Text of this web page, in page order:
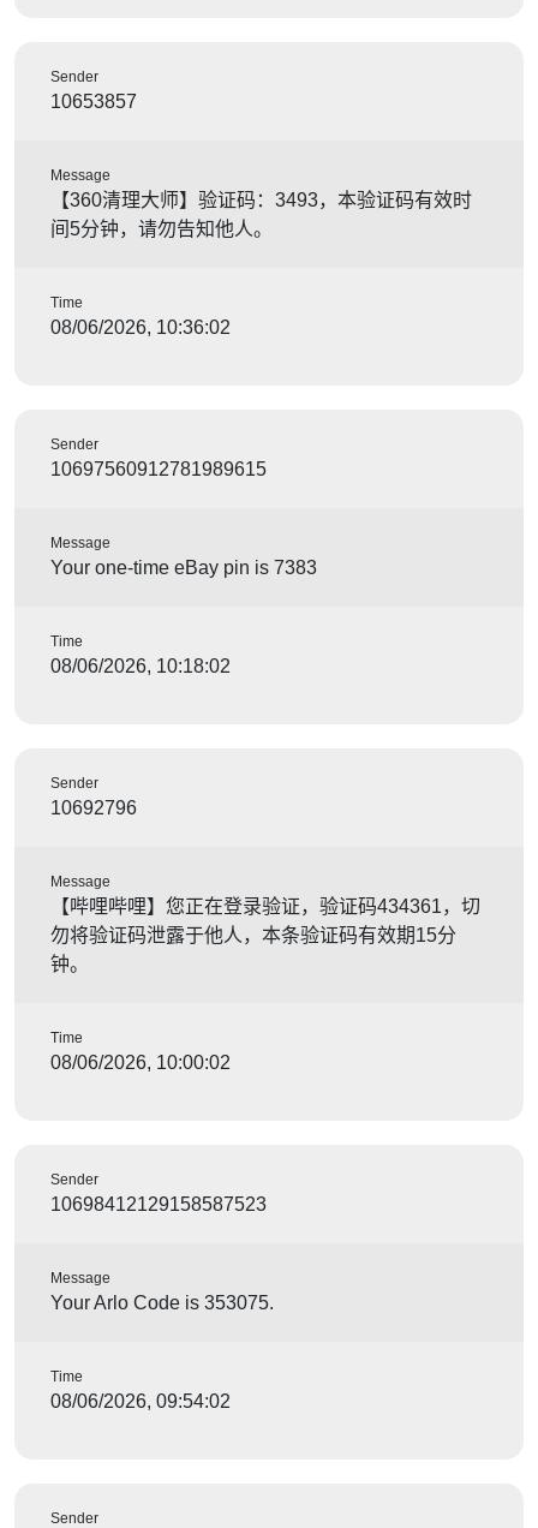
Sender
10653857
Message
【360清理大师】验证码：3493，本验证码有效时
间5分钟，请勿告知他人。
Time
08/06/2026, 10:36:02
Sender
10697560912781989615
Message
Your one-time eBay pin is 7383
Time
08/06/2026, 10:18:02
Sender
10692796
Message
【哔哩哔哩】您正在登录验证，验证码434361，切
勿将验证码泄露于他人，本条验证码有效期15分
钟。
Time
08/06/2026, 10:00:02
Sender
10698412129158587523
Message
Your Arlo Code is 353075.
Time
08/06/2026, 09:54:02
Sender